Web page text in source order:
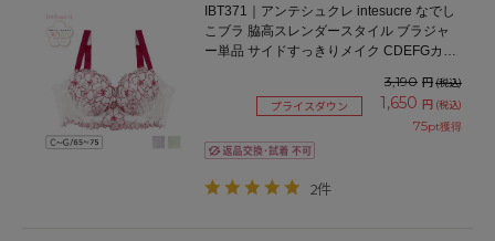
IBT371｜アンテシュクレ intesucre なでし
こブラ 脇高スレンダースタイル ブラジャ
ー単品 サイドすっきりメイク CDEFGカッ
3,190 円(税込)
プライスダウン 1,650 円 (税込)
75pt獲得
2件